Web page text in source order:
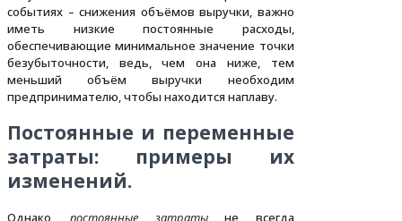
событиях – снижения объёмов выручки, важно
иметь низкие постоянные расходы,
обеспечивающие минимальное значение точки
безубыточности, ведь, чем она ниже, тем
меньший объём выручки необходим
предпринимателю, чтобы находится наплаву.
Постоянные и переменные
затраты: примеры их
изменений.
Однако,постоянные затратыне всегда